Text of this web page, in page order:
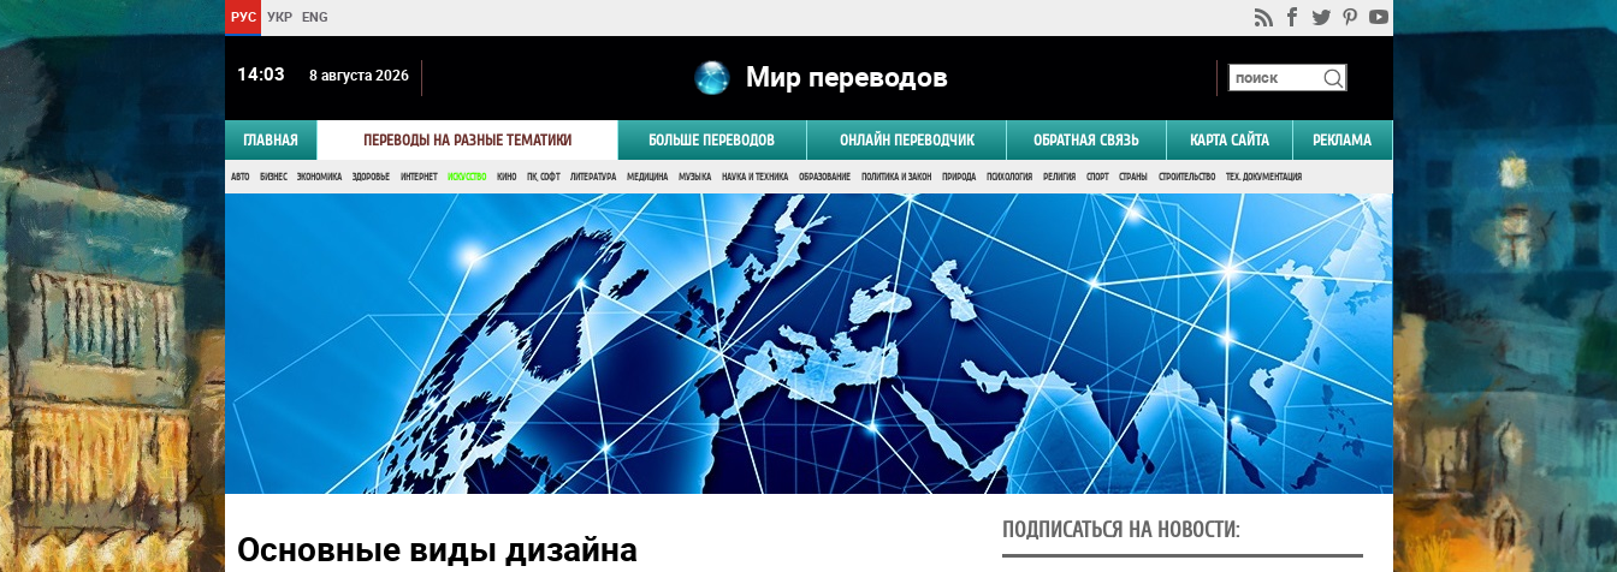
РУС УКР ENG
14 03 8 августа 2026 Мир переводов
ГЛАВНАЯ ПЕРЕВОДЫ НА РАЗНЫЕ ТЕМАТИКИ БОЛЬШЕ ПЕРЕВОДОВ ОНЛАЙН ПЕРЕВОДЧИК ОБРАТНАЯ СВЯЗЬ КАРТА САЙТА РЕКЛАМА
АВТО БИЗНЕС ЭКОНОМИКА ЗДОРОВЬЕ ИНТЕРНЕТ ИСКУССТВО КИНО ПК, СОФТ ЛИТЕРАТУРА МЕДИЦИНА МУЗЫКА НАУКА И ТЕХНИКА ОБРАЗОВАНИЕ ПОЛИТИКА И ЗАКОН ПРИРОДА ПСИХОЛОГИЯ РЕЛИГИЯ СПОРТ СТРАНЫ СТРОИТЕЛЬСТВО ТЕХ. ДОКУМЕНТАЦИЯ
Основные виды дизайна ПОДПИСАТЬСЯ НА НОВОСТИ: